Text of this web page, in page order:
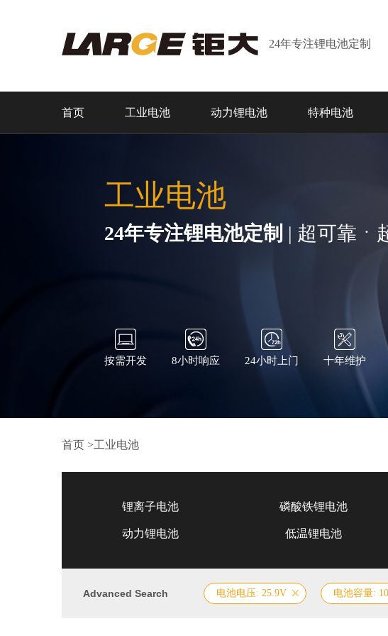
24年专注锂电池定制
首页 工业电池 动力锂电池 特种电池
工业电池
24年专注锂电池定制 | 超可靠ㆍ
按需开发 8小时响应 24小时上门 十年维护
首页 >工业电池
锂离子电池 磷酸铁锂电池
动力锂电池 低温锂电池
Advanced Search 电池电压: 25.9V 电池容量: